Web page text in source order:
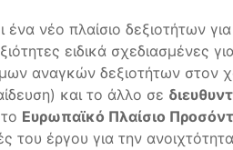
νέο πλαίσιο δεξιοτήτων
ειδικά σχεδιασμένες
αναγκών δεξιοτήτων στον
και το άλλο σε
Ευρωπαϊκό Πλαίσιο
του έργου για την